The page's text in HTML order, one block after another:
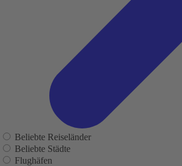
Beliebte Reiseländer
Beliebte Städte
Flughäfen